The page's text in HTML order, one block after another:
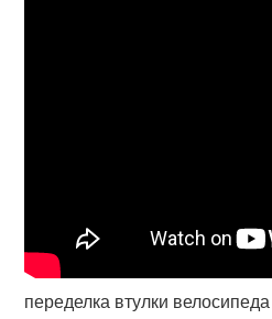
переделка втулки